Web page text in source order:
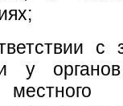
с
у органов